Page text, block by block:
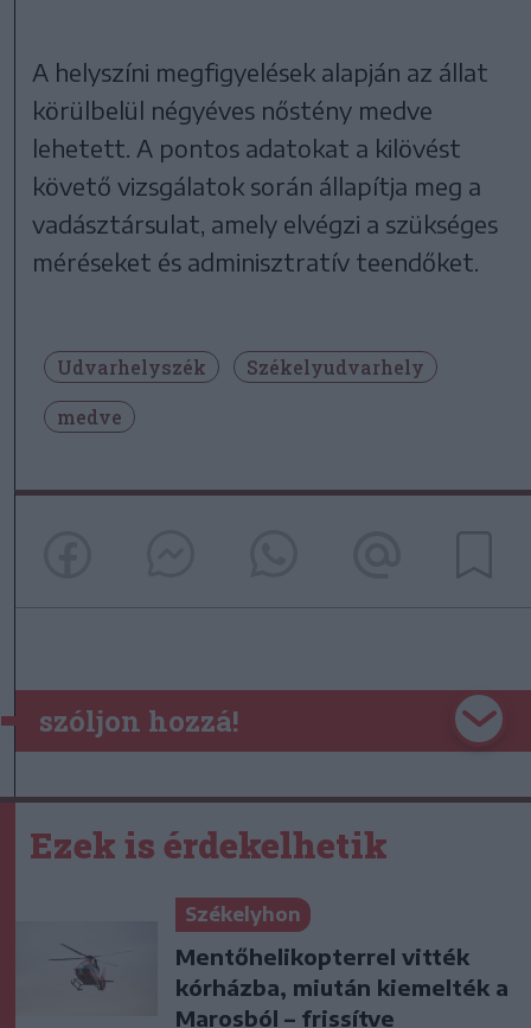
A helyszíni megfigyelések alapján az állat
körülbelül négyéves nőstény medve
lehetett. A pontos adatokat a kilövést
követő vizsgálatok során állapítja meg a
vadásztársulat, amely elvégzi a szükséges
méréseket és adminisztratív teendőket.
Udvarhelyszék
Székelyudvarhely
medve
szóljon hozzá!
Ezek is érdekelhetik
Székelyhon
Mentőhelikopterrel vitték
kórházba, miután kiemelték a
Marosból – frissítve